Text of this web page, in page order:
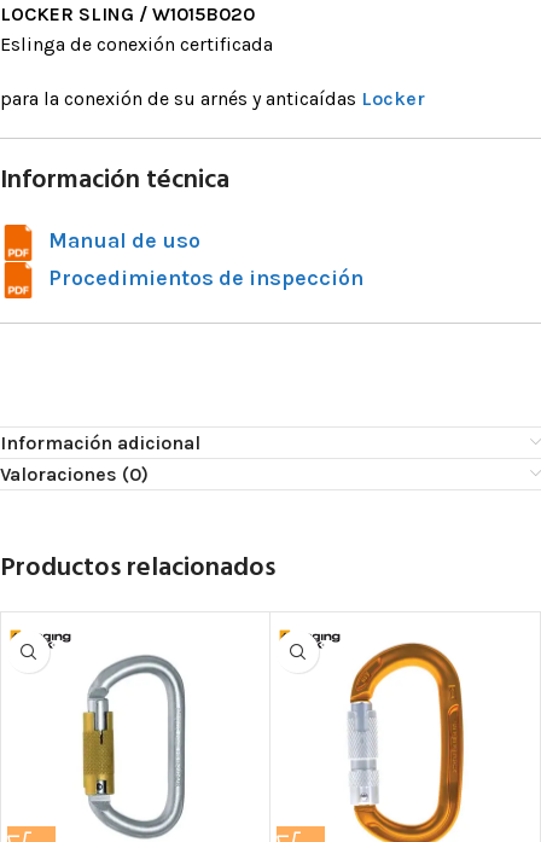
LOCKER SLING / W1015B020
Eslinga de conexión certificada
para la conexión de su arnés y anticaídas Locker
Información técnica
Manual de uso
Procedimientos de inspección
Información adicional
Valoraciones (0)
Productos relacionados